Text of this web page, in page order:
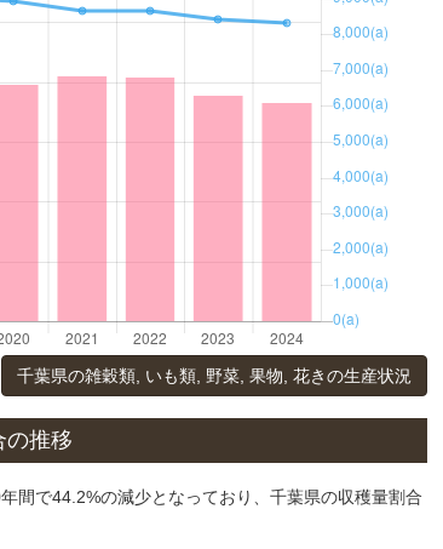
千葉県の雑穀類, いも類, 野菜, 果物, 花きの生産状況
の推移
間で44.2%の減少となっており、千葉県の収穫量割合